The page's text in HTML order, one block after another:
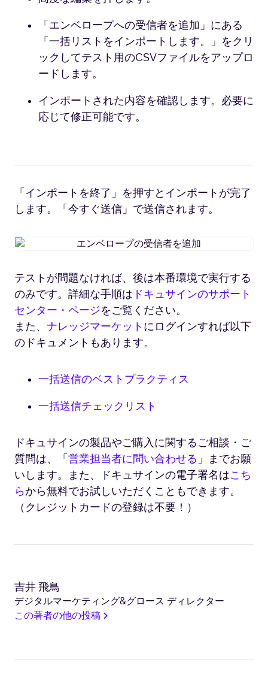
「エンベロープへの受信者を追加」にある
「一括リストをインポートします。」をクリ
ックしてテスト用のCSVファイルをアップロ
ードします。
インポートされた内容を確認します。必要に
応じて修正可能です。
「インポートを終了」を押すとインポートが完了
します。「今すぐ送信」で送信されます。
エ
ベ
ロ
ー
プ
の
受
信
を
追
加
テストが問題なければ、後は本番環境で実行する
のみです。詳細な手順は ドキュサインのサポート
センター・ページをご覧ください。
また、 ナレッジマーケット にログインすれば以下
のドキュメントもあります。
一括送信のベストプラクティス
一括送信チェックリスト
ドキュサインの製品やご購入に関するご相談・ご
質問は、「営業担当者に問い合わせる」までお願
いします。また、ドキュサインの電子署名はこち
らから無料でお試しいただくこともできます。
（クレジットカードの登録は不要！）
吉井 飛鳥
デジタルマーケティング&グロース ディレクター
この著者の他の投稿